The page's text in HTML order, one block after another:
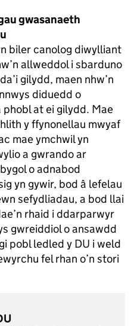
gwasanaeth
biler canolog diwylliant
allweddol i sbarduno
gilydd, maen nhw’n
diduedd o
phobl at ei gilydd. Mae
y ffynonellau mwyaf
mae ymchwil yn
a gwrando ar
o adnabod
yn gywir, bod â lefelau
sefydliadau, a bod llai
rhaid i ddarparwyr
gwreiddiol o ansawdd
pobl ledled y DU i weld
fel rhan o’n stori